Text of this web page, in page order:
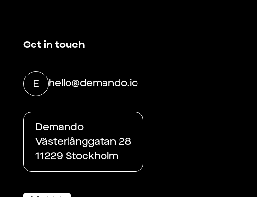
Get in touch
E hello@demando.io
Demando
Västerlånggatan 28
11229 Stockholm